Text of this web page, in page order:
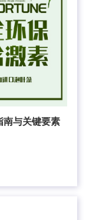
南与关键要素